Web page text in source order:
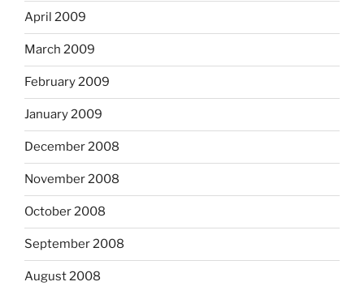
April 2009
March 2009
February 2009
January 2009
December 2008
November 2008
October 2008
September 2008
August 2008